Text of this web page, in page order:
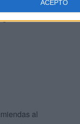
ACEPTO
o
de las
al